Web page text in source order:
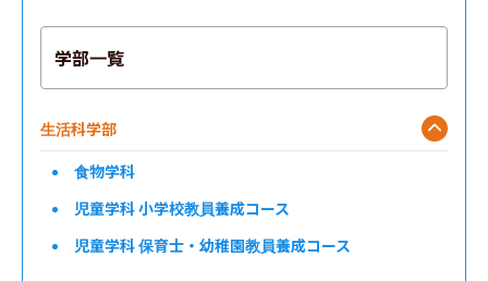
学部一覧
生活科学部
食物学科
児童学科 小学校教員養成コース
児童学科 保育士・幼稚園教員養成コース